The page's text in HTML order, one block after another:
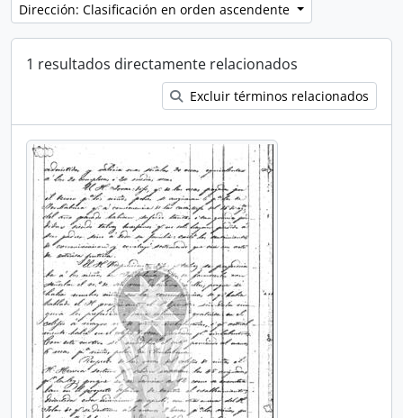
Dirección: Clasificación en orden ascendente
1 resultados directamente relacionados
Excluir términos relacionados